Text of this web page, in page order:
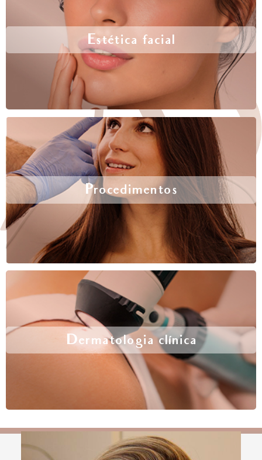
Estética facial
Procedimentos
Dermatologia clínica